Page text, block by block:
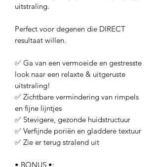
uitstraling.
Perfect voor degenen die DIRECT
resultaat willen.
✅ Ga van een vermoeide en gestresste
look naar een relaxte & uitgeruste
uitstraling!
✅ Zichtbare vermindering van rimpels
en fijne lijntjes
✅ Stevigere, gezonde huidstructuur
✅ Verfijnde poriën en gladdere textuur
✅ Zie er terug stralend uit
• BONUS •: